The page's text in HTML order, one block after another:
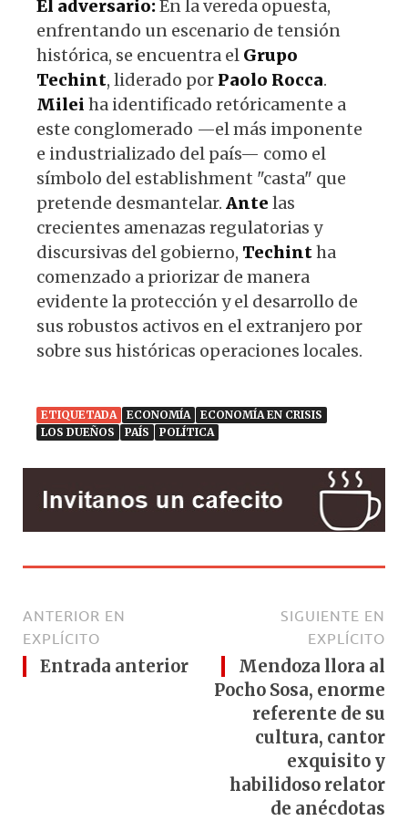
El adversario:En la vereda opuesta,
enfrentando un escenario de tensión
histórica, se encuentra el Grupo
Techint, liderado por Paolo Rocca.
Milei ha identificado retóricamente a
este conglomerado —el más imponente
e industrializado del país— como el
símbolo del establishment "casta" que
pretende desmantelar. Ante las
crecientes amenazas regulatorias y
discursivas del gobierno, Techintha
comenzado a priorizar de manera
evidente la protección y el desarrollo de
sus robustos activos en el extranjero por
sobre sus históricas operaciones locales.
ETIQUETADA ECONOMÍA
ECONOMÍA EN CRISIS
LOS DUEÑOS
PAÍS POLÍTICA
ANTERIOR EN
EXPLÍCITO
Entrada anterior
SIGUIENTE EN
EXPLÍCITO
Mendoza llora al
Pocho Sosa, enorme
referente de su
cultura, cantor
exquisito y
habilidoso relator
de anécdotas